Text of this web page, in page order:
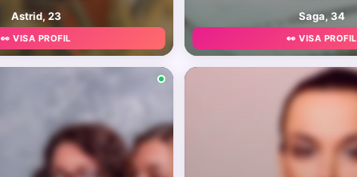
Astrid, 23
👀 VISA PROFIL
Saga, 34
👀 VISA PROFIL